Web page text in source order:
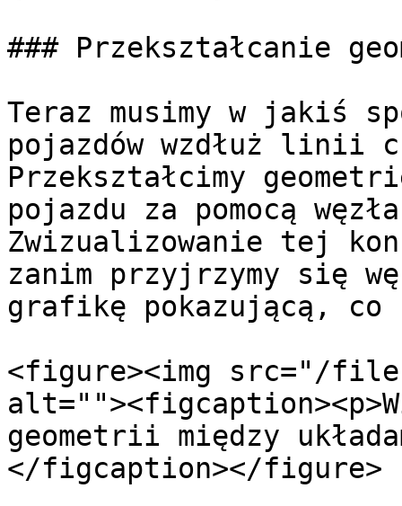
### Przekształcanie
Teraz musimy w jakiś
pojazdów wzdłuż linii
Przekształcimy
pojazdu za pomocą
Zwizualizowanie tej
zanim przyjrzymy się
grafikę pokazującą,
<figure><img src="/files/
geometrii między
</figcaption></figure>